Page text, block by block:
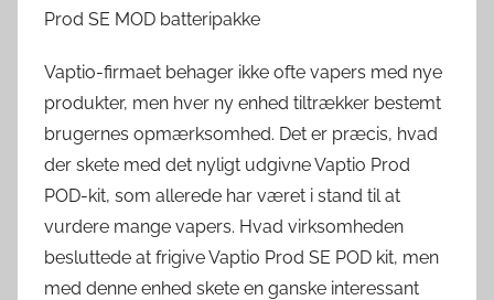
Prod SE MOD batteripakke
Vaptio-firmaet behager ikke ofte vapers med nye
produkter, men hver ny enhed tiltrækker bestemt
brugernes opmærksomhed. Det er præcis, hvad
der skete med det nyligt udgivne Vaptio Prod
POD-kit, som allerede har været i stand til at
vurdere mange vapers. Hvad virksomheden
besluttede at frigive Vaptio Prod SE POD kit, men
med denne enhed skete en ganske interessant